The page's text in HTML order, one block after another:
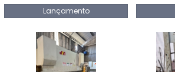
Lançamento